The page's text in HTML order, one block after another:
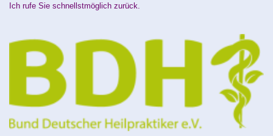
Ich rufe Sie schnellstmöglich zurück.